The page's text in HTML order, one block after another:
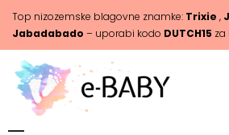
Top nizozemske blagovne znamke: Trixie ,
Jabadabado – uporabi kodo DUTCH15 za